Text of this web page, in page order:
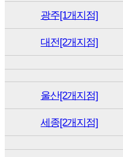
광주[1개지점]
대전[2개지점]
울산[2개지점]
세종[2개지점]